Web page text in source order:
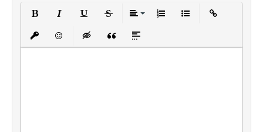
Вставить защищенную ссылку
Вставить смайлик
Вставка скрытого текста
Вставка цитаты
Вставка спойлера